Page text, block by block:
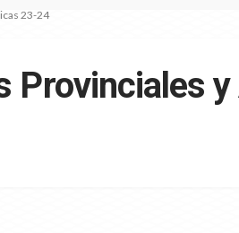
23-24
Provinciales